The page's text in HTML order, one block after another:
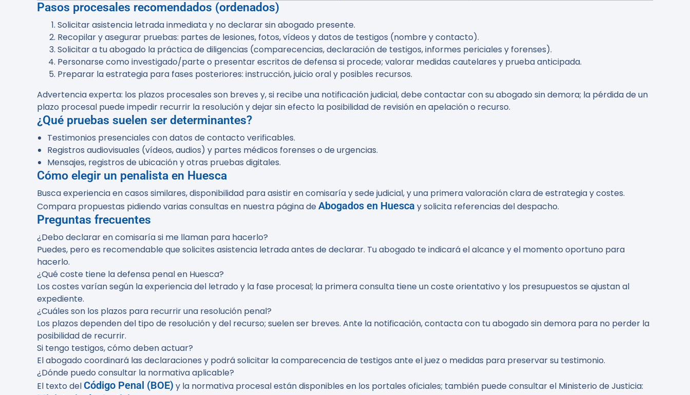
Pasos procesales recomendados (ordenados)
Solicitar asistencia letrada inmediata y no declarar sin abogado presente.
Recopilar y asegurar pruebas: partes de lesiones, fotos, vídeos y datos de testigos (nombre y contacto).
Solicitar a tu abogado la práctica de diligencias (comparecencias, declaración de testigos, informes periciales y forenses).
Personarse como investigado/parte o presentar escritos de defensa si procede; valorar medidas cautelares y prueba anticipada.
Preparar la estrategia para fases posteriores: instrucción, juicio oral y posibles recursos.
Advertencia experta: los plazos procesales son breves y, si recibe una notificación judicial, debe contactar con su abogado sin demora; la pérdida de un
plazo procesal puede impedir recurrir la resolución y dejar sin efecto la posibilidad de revisión en apelación o recurso.
¿Qué pruebas suelen ser determinantes?
Testimonios presenciales con datos de contacto verificables.
Registros audiovisuales (vídeos, audios) y partes médicos forenses o de urgencias.
Mensajes, registros de ubicación y otras pruebas digitales.
Cómo elegir un penalista en Huesca
Busca experiencia en casos similares, disponibilidad para asistir en comisaría y sede judicial, y una primera valoración clara de estrategia y costes.
Compara propuestas pidiendo varias consultas en nuestra página deAbogados en Huesca y solicita referencias del despacho.
Preguntas frecuentes
¿Debo declarar en comisaría si me llaman para hacerlo?
Puedes, pero es recomendable que solicites asistencia letrada antes de declarar. Tu abogado te indicará el alcance y el momento oportuno para
hacerlo.
¿Qué coste tiene la defensa penal en Huesca?
Los costes varían según la experiencia del letrado y la fase procesal; la primera consulta tiene un coste orientativo y los presupuestos se ajustan al
expediente.
¿Cuáles son los plazos para recurrir una resolución penal?
Los plazos dependen del tipo de resolución y del recurso; suelen ser breves. Ante la notificación, contacta con tu abogado sin demora para no perder la
posibilidad de recurrir.
Si tengo testigos, cómo deben actuar?
El abogado coordinará las declaraciones y podrá solicitar la comparecencia de testigos ante el juez o medidas para preservar su testimonio.
¿Dónde puedo consultar la normativa aplicable?
El texto del Código Penal (BOE) y la normativa procesal están disponibles en los portales oficiales; también puede consultar el Ministerio de Justicia: